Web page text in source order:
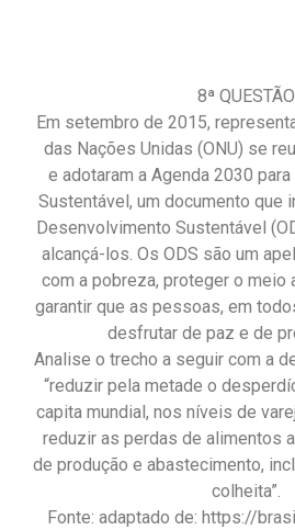
8ª QUESTÃO
Em setembro de 2015,
das Nações Unidas (ONU) se
e adotaram a Agenda 2030
Sustentável, um documento que
Desenvolvimento Sustentável
alcançá-los. Os ODS são um
com a pobreza, proteger o meio
garantir que as pessoas, em
desfrutar de paz e de
Analise o trecho a seguir com a
“reduzir pela metade o
capita mundial, nos níveis de
reduzir as perdas de alimentos
de produção e abastecimento,
colheita”.
Fonte: adaptado de: https://